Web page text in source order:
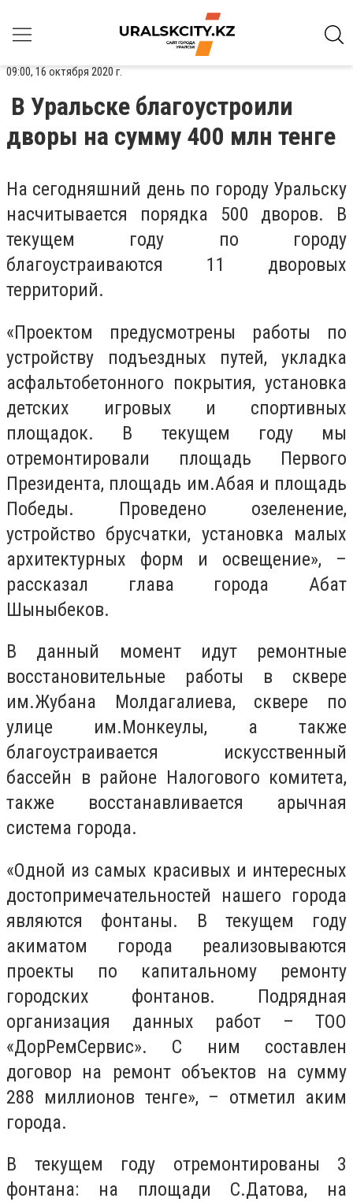
09:00, 16 октября 2020 г.
В Уральске благоустроили
дворы на сумму 400 млн тенге
На сегодняшний день по городу Уральску
насчитывается порядка 500 дворов. В
текущем году по городу
благоустраиваются 11 дворовых
территорий.
«Проектом предусмотрены работы по
устройству подъездных путей, укладка
асфальтобетонного покрытия, установка
детских игровых и спортивных
площадок. В текущем году мы
отремонтировали площадь Первого
Президента, площадь им.Абая и площадь
Победы. Проведено озеленение,
устройство брусчатки, установка малых
архитектурных форм и освещение», –
рассказал глава города Абат
Шыныбеков.
В данный момент идут ремонтные
восстановительные работы в сквере
им.Жубана Молдагалиева, сквере по
улице им.Монкеулы, а также
благоустраивается искусственный
бассейн в районе Налогового комитета,
также восстанавливается арычная
система города.
«Одной из самых красивых и интересных
достопримечательностей нашего города
являются фонтаны. В текущем году
акиматом города реализовываются
проекты по капитальному ремонту
городских фонтанов. Подрядная
организация данных работ – ТОО
«ДорРемСервис». С ним составлен
договор на ремонт объектов на сумму
288 миллионов тенге», – отметил аким
города.
В текущем году отремонтированы 3
фонтана: на площади С.Датова, на